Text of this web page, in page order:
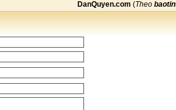
DanQuyen.com (Theo